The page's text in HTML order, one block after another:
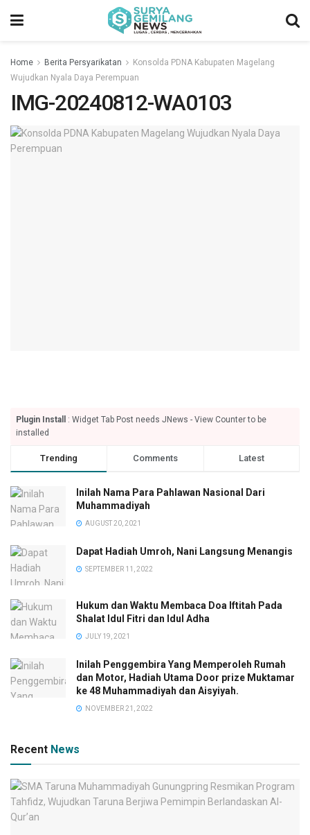
Home Berita Persyarikatan
Konsolda PDNA Kabupaten Magelang
Wujudkan Nyala Daya Perempuan
IMG-20240812-WA0103
Plugin Install
: Widget Tab Post needs JNews - View Counter to be
installed
Trending Comments Latest
Inilah Nama Para Pahlawan Nasional Dari
Muhammadiyah
AUGUST 20, 2021
Dapat Hadiah Umroh, Nani Langsung Menangis
SEPTEMBER 11, 2022
Hukum dan Waktu Membaca Doa Iftitah Pada
Shalat Idul Fitri dan Idul Adha
JULY 19, 2021
Inilah Penggembira Yang Memperoleh Rumah
dan Motor, Hadiah Utama Door prize Muktamar
ke 48 Muhammadiyah dan Aisyiyah.
NOVEMBER 21, 2022
Recent News